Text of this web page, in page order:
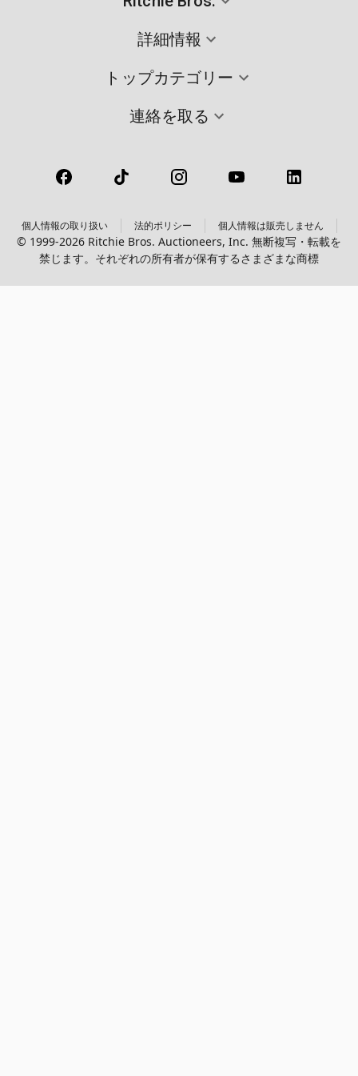
詳細情報
トップカテゴリー
連絡を取る
個人情報の取り扱い 法的ポリシー 個人情報は販売しません
© 1999-2026 Ritchie Bros. Auctioneers, Inc. 無断複写・転載を
禁じます。それぞれの所有者が保有するさまざまな商標